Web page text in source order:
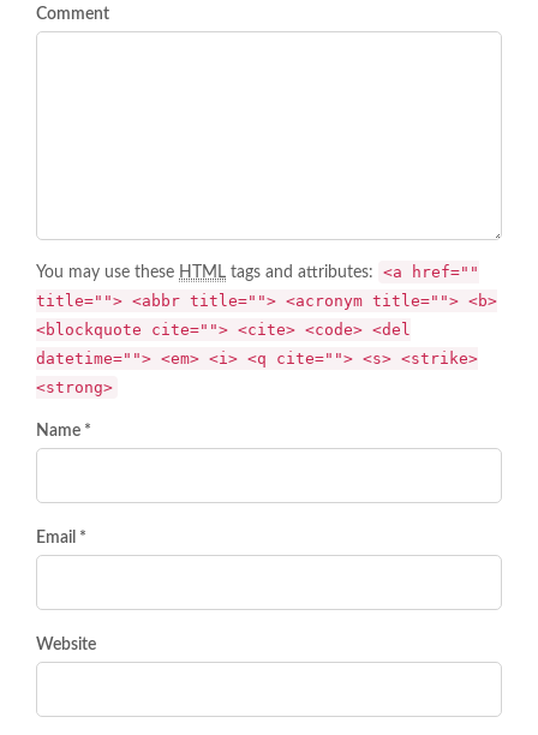
Comment
You may use these HTML tags and attributes:
<a href=""
title=""> <abbr title=""> <acronym title=""> <b>
<blockquote cite=""> <cite> <code> <del
datetime=""> <em> <i> <q cite=""> <s> <strike>
<strong>
Name *
Email *
Website